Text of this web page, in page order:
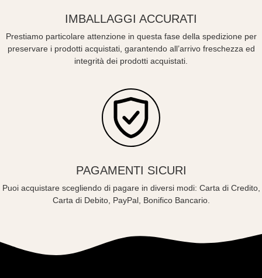
IMBALLAGGI ACCURATI
Prestiamo particolare attenzione in questa fase della spedizione per
preservare i prodotti acquistati, garantendo all’arrivo freschezza ed
integrità dei prodotti acquistati.
PAGAMENTI SICURI
Puoi acquistare scegliendo di pagare in diversi modi: Carta di Credito,
Carta di Debito, PayPal, Bonifico Bancario.